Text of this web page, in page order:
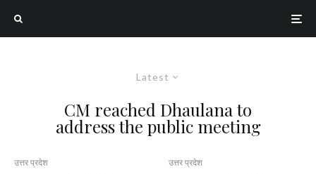
Latest
CM reached Dhaulana to
address the public meeting
उत्तर प्रदेश उत्तर प्रदेश